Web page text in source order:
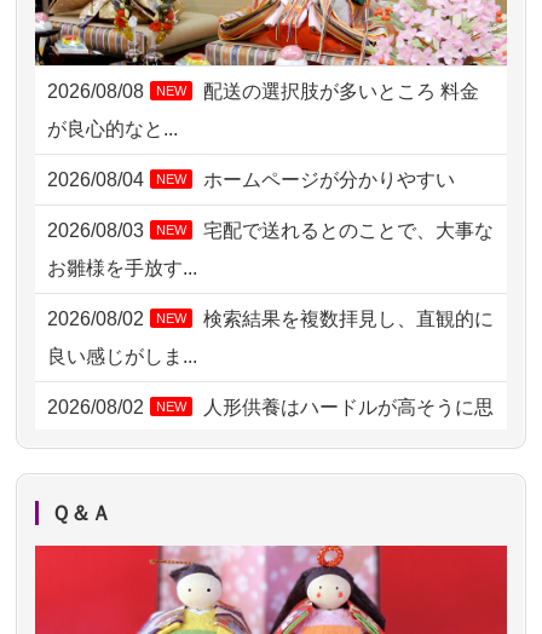
2026/08/06 09:17 三重県の方からお申込み
2026/08/06 06:48 横浜市の方からお申込み
2026/08/04 15:40 千葉県の方からお申込み
2026/08/04 14:04
2026/08/04 00:38 中野区の方からお申込み
2026/08/03 21:17 愛知県の方からお申込み
2026/08/02 18:47
2026/08/02 11:15 千葉県の方からお申込み
2026/08/02 10:39 神奈川の方からお申込み
2026/08/08 NEW
配送の選択肢が多いところ 料金
が良心的なと...
2026/08/04 NEW ホームページが分かりやすい
2026/08/03 NEW
宅配で送れるとのことで、大事な
お雛様を手放す...
2026/08/02 NEW
検索結果を複数拝見し、直観的に
良い感じがしま...
2026/08/02 NEW
人形供養はハードルが高そうに思
えるのですが、...
NEW
お人形の仕分けなども丁寧に行う
様子から、大切...
Ｑ＆Ａ